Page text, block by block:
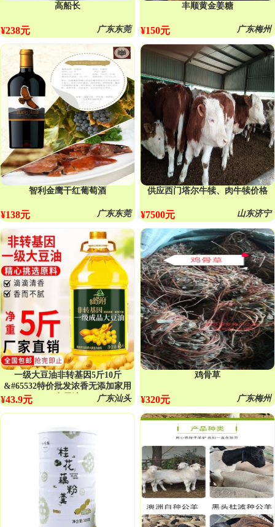
高船长
广东东莞
¥238元
丰顺黄金姜糖
广东梅州
¥150元
智利金鹰干红葡萄酒
广东东莞
¥138元
供应西门塔尔牛犊、肉牛犊价格
山东济宁
¥7500元
一级大豆油非转基因5斤10斤
&#65532特价批发浓香无添加家用
广东汕头
¥43.9元
鸡骨草
广东梅州
¥320元